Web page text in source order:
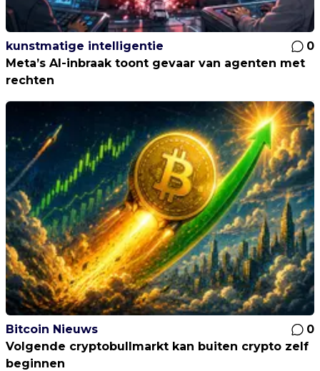
kunstmatige intelligentie
0
Meta’s AI-inbraak toont gevaar van agenten met
rechten
Bitcoin Nieuws
0
Volgende cryptobullmarkt kan buiten crypto zelf
beginnen